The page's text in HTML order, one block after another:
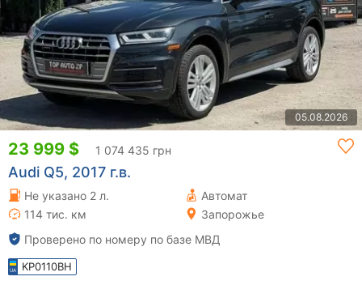
05.08.2026
23 999 $ 1 074 435 грн
Audi Q5, 2017 г.в.
Не указано 2 л.
Автомат
114 тис. км
Запорожье
Проверено по номеру по базе МВД
KP0110BH